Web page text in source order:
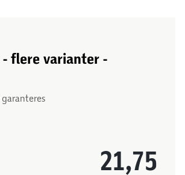
flere varianter -
21,75